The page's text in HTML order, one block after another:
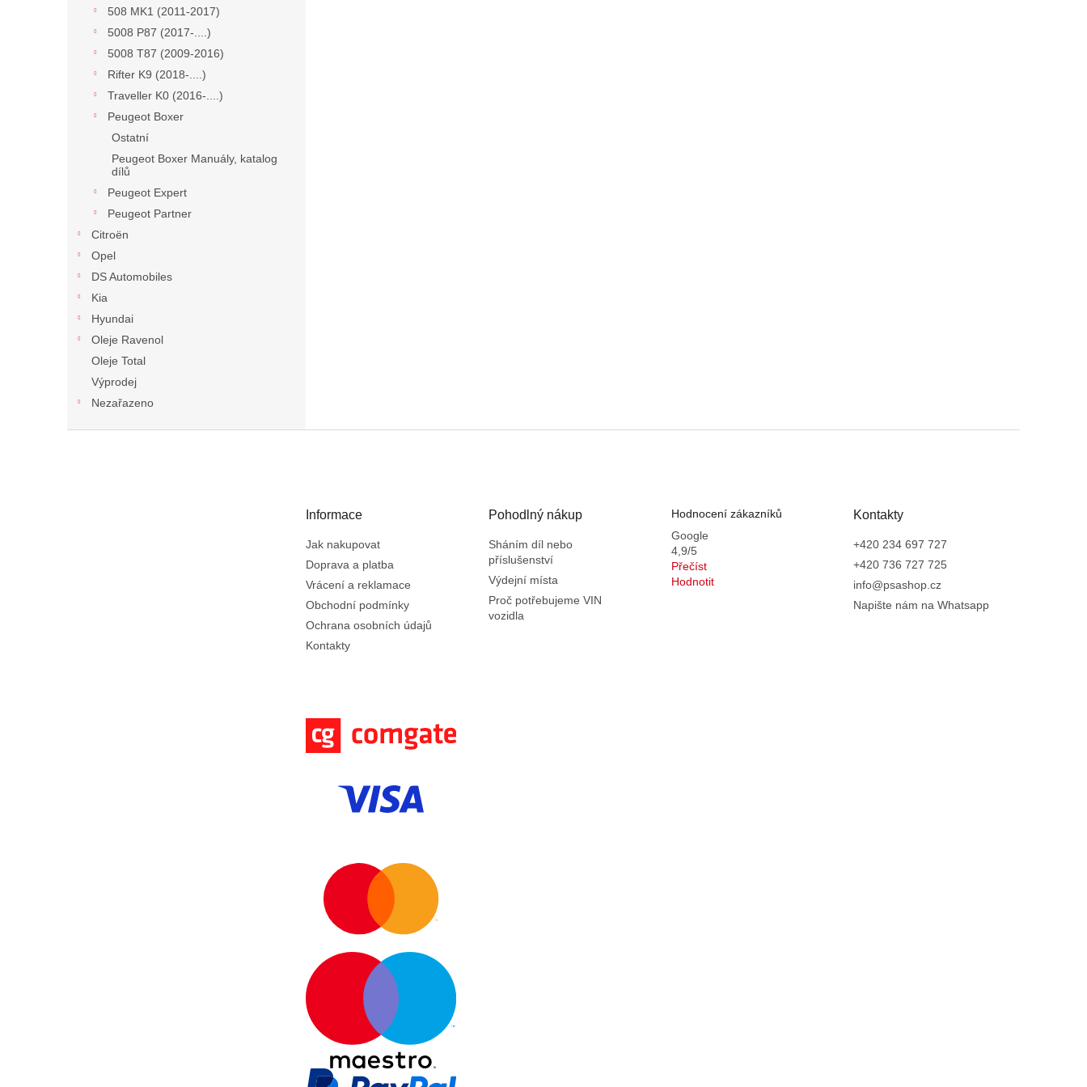
508 MK1 (2011-2017)
5008 P87 (2017-....)
5008 T87 (2009-2016)
Rifter K9 (2018-....)
Traveller K0 (2016-....)
Peugeot Boxer
Ostatní
Peugeot Boxer Manuály, katalog
dílů
Peugeot Expert
Peugeot Partner
Citroën
Opel
DS Automobiles
Kia
Hyundai
Oleje Ravenol
Oleje Total
Výprodej
Nezařazeno
Informace
Jak nakupovat
Doprava a platba
Vrácení a reklamace
Obchodní podmínky
Ochrana osobních údajů
Kontakty
Pohodlný nákup
Sháním díl nebo
příslušenství
Výdejní místa
Proč potřebujeme VIN
vozidla
Hodnocení zákazníků
Google
4,9/5
Přečíst
Hodnotit
Kontakty
+420 234 697 727
+420 736 727 725
info@psashop.cz
Napište nám na Whatsapp